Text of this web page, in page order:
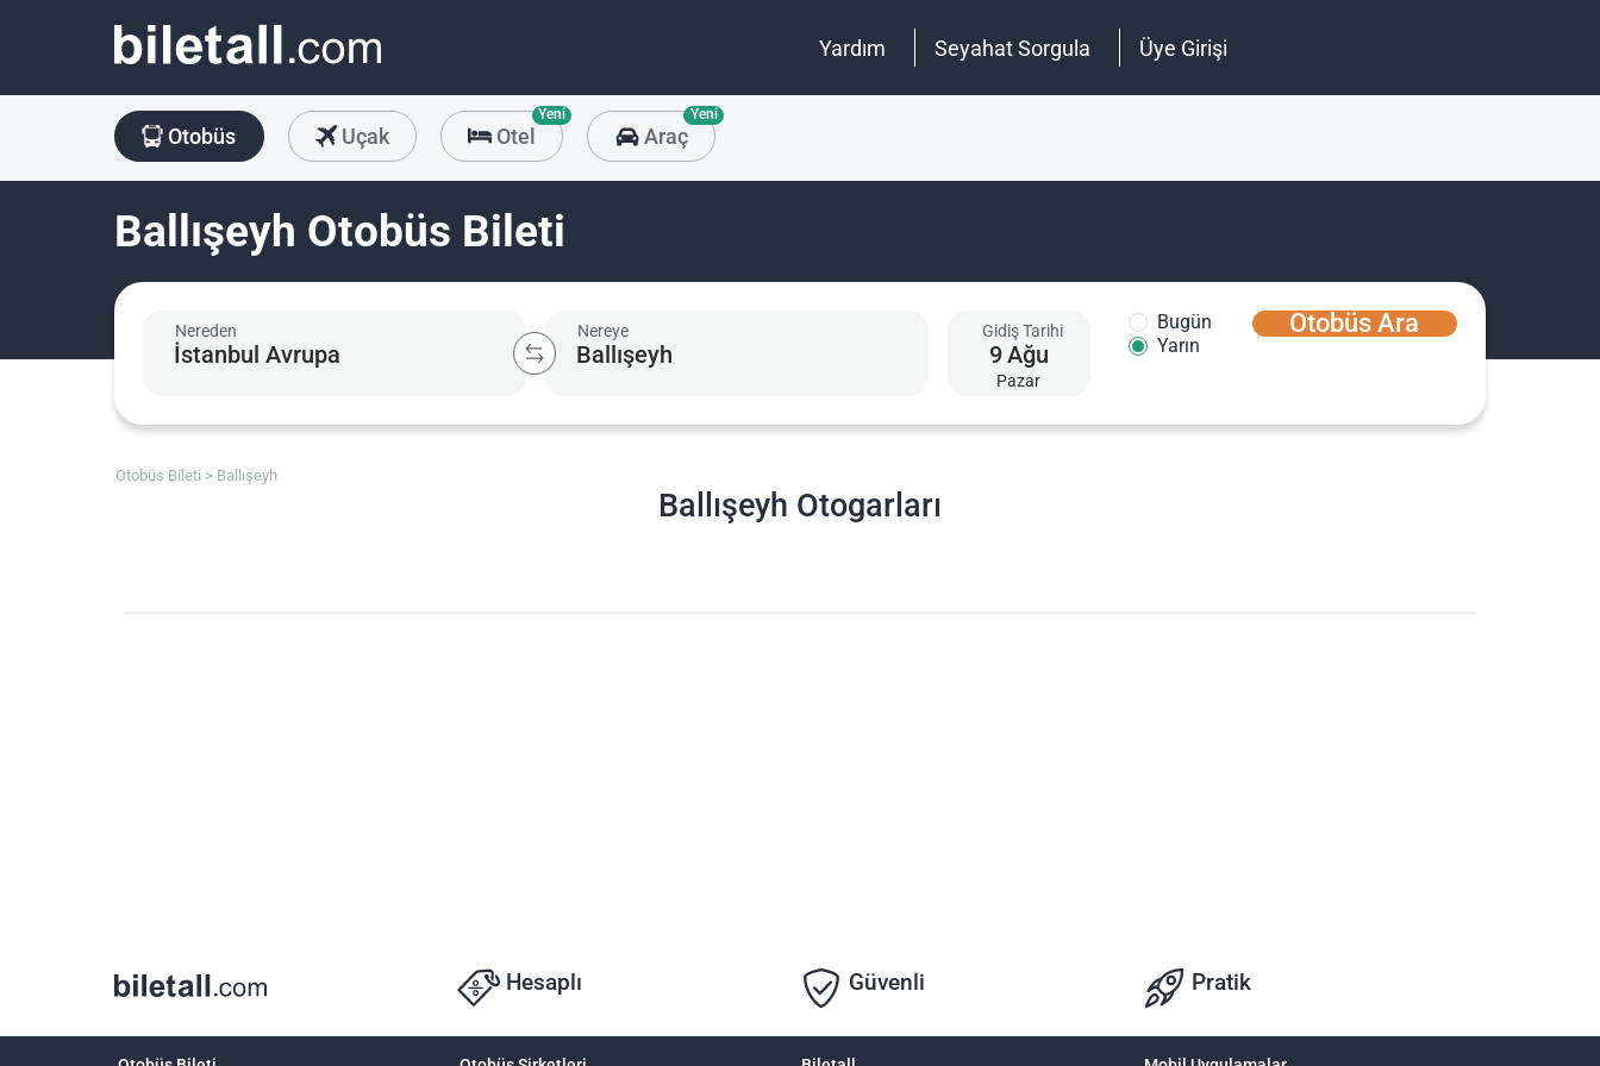
Yardım Seyahat Sorgula Üye Girişi
Otobüs Uçak Otel
Yeni
Araç
Yeni
Ballışeyh Otobüs Bileti
Nereden Nereye Gidiş Tarihi
9Ağu
Pazar
Bugün
Yarın
Otobüs Ara
Otobüs Bileti Ballışeyh
Ballışeyh Otogarları
Hesaplı Güvenli Pratik